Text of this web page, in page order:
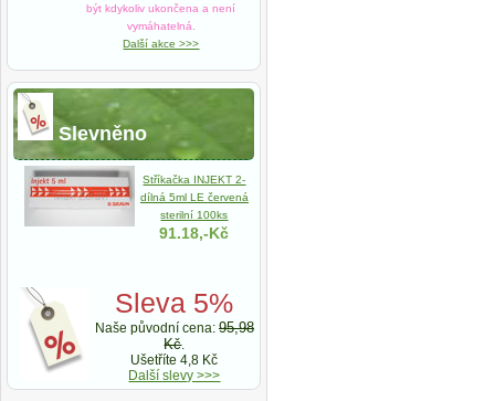
být kdykoliv ukončena a není
vymáhatelná.
Další akce >>>
Slevněno
Stříkačka INJEKT 2-
dílná 5ml LE červená
sterilní 100ks
91.18,-Kč
Sleva 5%
Naše původní cena: 95,98
Kč.
Ušetříte 4,8 Kč
Další slevy >>>